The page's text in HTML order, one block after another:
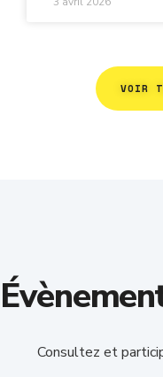
VOIR
Consultez et